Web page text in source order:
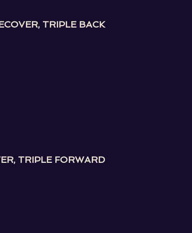
TRIPLE BACK
TRIPLE FORWARD